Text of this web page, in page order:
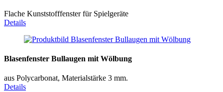
Flache Kunststofffenster für Spielgeräte
Details
Blasenfenster Bullaugen mit Wölbung
aus Polycarbonat, Materialstärke 3 mm.
Details